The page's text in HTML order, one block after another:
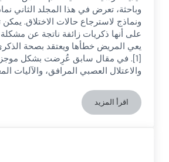
وباحثة، تعرض في هذا المجلد الثاني
ونماذج لاسترجاع حالات الاختلاق. يمكن
على أنها ذكريات زائفة ناتجة عن
يعي المريض خطأها ويعتقد بصحة
[1]. في مقال سابق عُرِضت بشكل موجز
والاعتلال العصبي المرافق، والآليات
اقرأ المزيدظاهرة التأليف الكاذب للذكريات